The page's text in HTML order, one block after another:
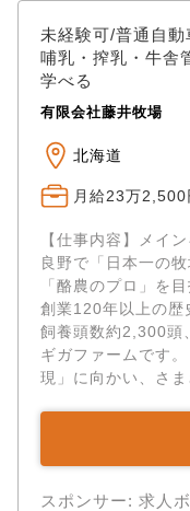
未経験可/普通自
哺乳・搾乳・牛舎
学べる
有限会社藤井牧場
北海道
月給23万2,500
【仕事内容】メイ
良野で「日本一の
「酪農のプロ」を目指す! コメント1 北海
創業120年以上の歴
飼養頭数約2,300頭
ギガファームです
現」に向かい、さ
スポンサー: 求人